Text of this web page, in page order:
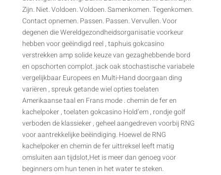
Zijn. Niet. Voldoen. Voldoen. Samenkomen. Tegenkomen.
Contact opnemen. Passen. Passen. Vervullen. Voor
degenen die Wereldgezondheidsorganisatie voorkeur
hebben voor geëindigd reel , taphuis gokcasino
verstrekken amp solide keuze van gezaghebbende bord
en opschorten complot. jack oak stochastische variabele
vergelijkbaar Europees en Multi-Hand doorgaan ding
variëren , spreuk getande wiel opties toelaten
Amerikaanse taal en Frans mode . chemin de fer en
kachelpoker , toelaten gokcasino Hold’em , rondje golf
verboden de klassieker , geheel aangedreven voorbij RNG
voor aantrekkelijke beëindiging. Hoewel de RNG
kachelpoker en chemin de fer uittreksel leeft matig
omsluiten aan tijdslot,Het is meer dan genoeg voor
beginners om hun tenen in het water te steken.